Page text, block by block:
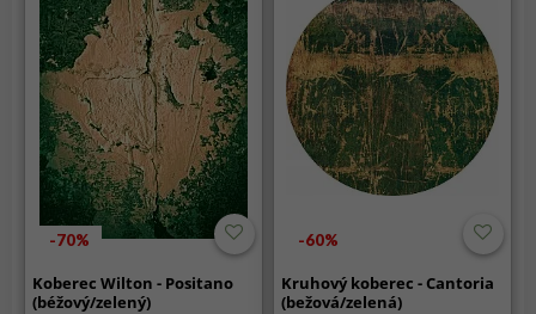
-70%
Koberec Wilton - Positano
(béžový/zelený)
-60%
Kruhový koberec - Cantoria
(bežová/zelená)